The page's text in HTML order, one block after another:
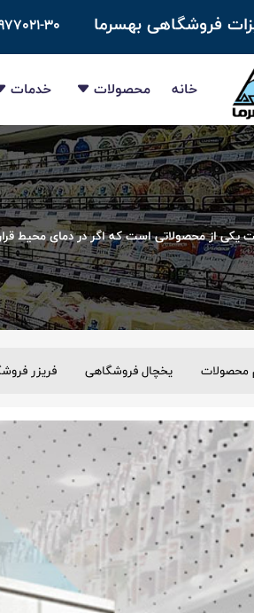
فروشگاهی بهسرما ۰۲۱-
خانه محصولات خدمات
یکی از محصولاتی است که اگر در دمای محیط
محصولات یخچال فروشگاهی فریزر